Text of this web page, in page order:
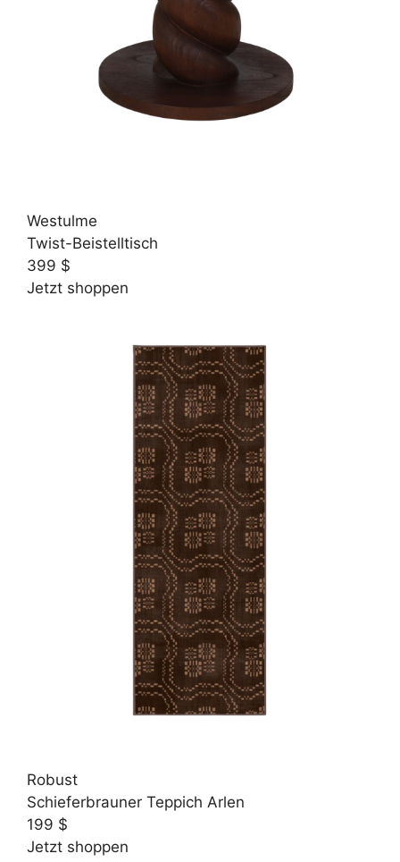
Westulme
Twist-Beistelltisch
399 $
Jetzt shoppen
Robust
Schieferbrauner Teppich Arlen
199 $
Jetzt shoppen